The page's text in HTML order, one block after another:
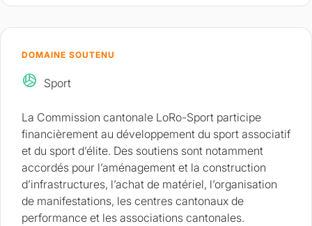
DOMAINE SOUTENU
sports_volleyball Sport
La Commission cantonale LoRo-Sport participe
financièrement au développement du sport associatif
et du sport d’élite. Des soutiens sont notamment
accordés pour l’aménagement et la construction
d’infrastructures, l’achat de matériel, l’organisation
de manifestations, les centres cantonaux de
performance et les associations cantonales.